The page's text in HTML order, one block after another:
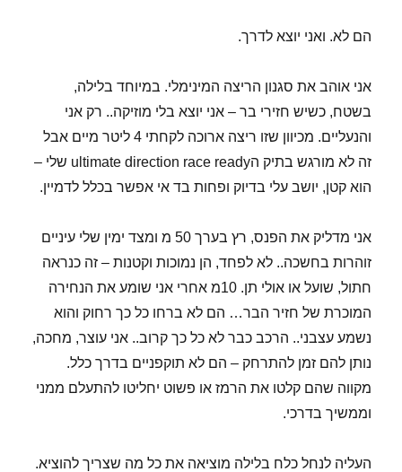
הם לא. ואני יוצא לדרך.
אני אוהב את סגנון הריצה המינימלי. במיוחד בלילה,
בשטח, כשיש חזירי בר – אני יוצא בלי מוזיקה.. רק אני
והנעליים. מכיוון שזו ריצה ארוכה לקחתי 4 ליטר מיים אבל
זה לא מורגש בתיק הultimate direction race ready שלי –
הוא קטן, יושב עלי בדיוק ופחות בד אי אפשר בכלל לדמיין.
אני מדליק את הפנס, רץ בערך 50 מ ומצד ימין שלי עיניים
זוהרות בחשכה.. לא לפחד, הן נמוכות וקטנות – זה כנראה
חתול, שועל או אולי תן. 10מ אחרי אני שומע את הנחירה
המוכרת של חזיר הבר… הם לא ברחו כל כך רחוק והוא
נשמע עצבני.. הרכב כבר לא כל כך קרוב.. אני עוצר, מחכה,
נותן להם זמן להתרחק – הם לא תוקפניים בדרך כלל.
מקווה שהם קלטו את הרמז או פשוט יחליטו להתעלם ממני
וממשיך בדרכי.
העליה לנחל כלח בלילה מוציאה את כל מה שצריך להוציא.